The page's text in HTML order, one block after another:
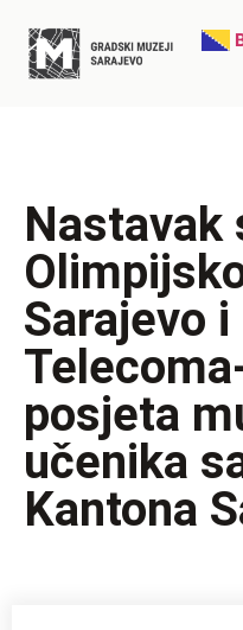
Nastavak
Sarajevo i
posjeta
učenika
Kantona